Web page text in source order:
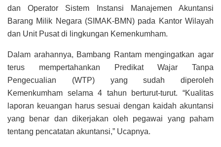
dan Operator Sistem Instansi Manajemen Akuntansi
Barang Milik Negara (SIMAK-BMN) pada Kantor Wilayah
dan Unit Pusat di lingkungan Kemenkumham.
Dalam arahannya, Bambang Rantam mengingatkan agar
terus mempertahankan Predikat Wajar Tanpa
Pengecualian (WTP) yang sudah diperoleh
Kemenkumham selama 4 tahun berturut-turut. “Kualitas
laporan keuangan harus sesuai dengan kaidah akuntansi
yang benar dan dikerjakan oleh pegawai yang paham
tentang pencatatan akuntansi,” Ucapnya.